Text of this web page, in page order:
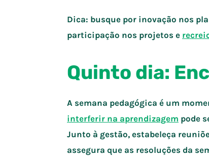
Dica: busque por inovação nos
participação nos projetos e
Quinto dia:
A semana pedagógica é um
interferir na aprendizagem pode
Junto à gestão, estabeleça
assegura que as resoluções da